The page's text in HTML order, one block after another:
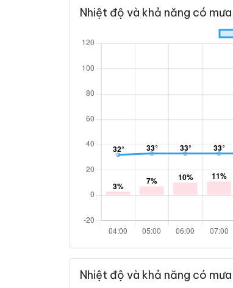
Nhiệt độ và khả năng có
Nhiệt độ và khả năng có